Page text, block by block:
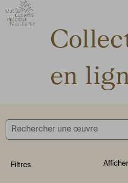
Accèder directement au
Accèder directement au
en
Filtres Afficher